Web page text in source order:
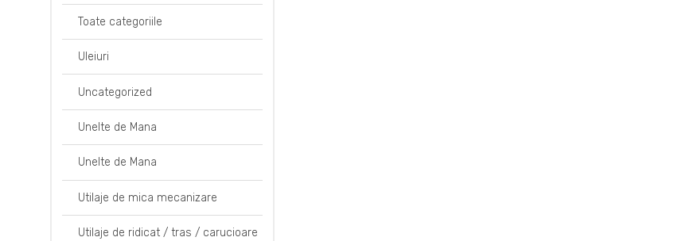
Toate categoriile
Uleiuri
Uncategorized
Unelte de Mana
Unelte de Mana
Utilaje de mica mecanizare
Utilaje de ridicat / tras / carucioare